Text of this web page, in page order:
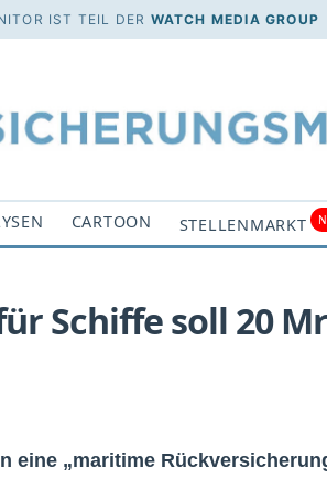
IST TEIL DER WATCH MEDIA GROUP
CARTOON STELLENMARKT
Schiffe soll 20
eine „maritime